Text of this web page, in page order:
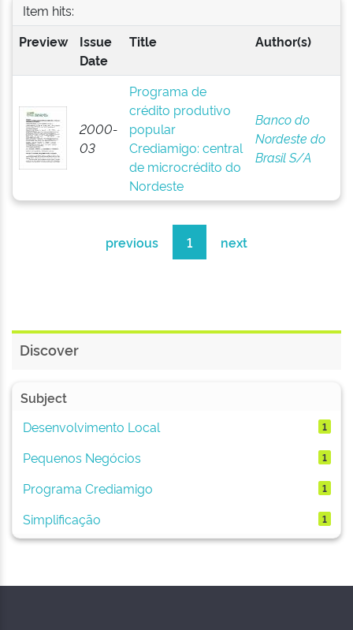
Item hits:
Preview
Issue
Date
Title Author(s)
2000-
03
Programa de
crédito produtivo
popular
Crediamigo: central
de microcrédito do
Nordeste
Banco do
Nordeste do
Brasil S/A
previous 1 next
Discover
Subject
Desenvolvimento Local
1
Pequenos Negócios 1
Programa Crediamigo 1
Simplificação 1